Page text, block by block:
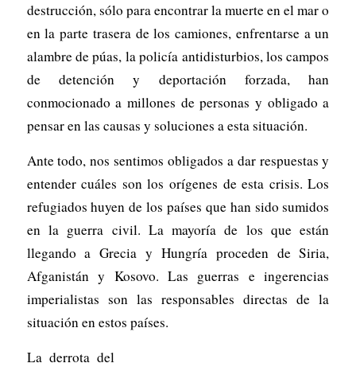
destrucción, sólo para encontrar la muerte en el mar o
en la parte trasera de los camiones, enfrentarse a un
alambre de púas, la policía antidisturbios, los campos
de detención y deportación forzada, han
conmocionado a millones de personas y obligado a
pensar en las causas y soluciones a esta situación.
Ante todo, nos sentimos obligados a dar respuestas y
entender cuáles son los orígenes de esta crisis. Los
refugiados huyen de los países que han sido sumidos
en la guerra civil. La mayoría de los que están
llegando a Grecia y Hungría proceden de Siria,
Afganistán y Kosovo. Las guerras e ingerencias
imperialistas son las responsables directas de la
situación en estos países.
La derrota del